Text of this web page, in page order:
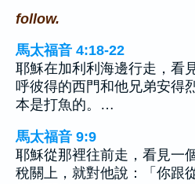
follow.
馬太福音 4:18-22
耶穌在加利利海邊行走，看
呼彼得的西門和他兄弟安得
本是打魚的。…
馬太福音 9:9
耶穌從那裡往前走，看見一
稅關上，就對他說：「你跟